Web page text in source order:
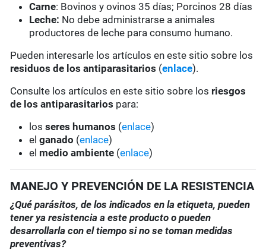
Carne: Bovinos y ovinos 35 días; Porcinos 28 días
Leche: No debe administrarse a animales
productores de leche para consumo humano.
Pueden interesarle los artículos en este sitio sobre los
residuos de los antiparasitarios (enlace).
Consulte los artículos en este sitio sobre los riesgos
de los antiparasitarios para:
losseres humanos (enlace)
elganado (enlace)
el medio ambiente (enlace)
MANEJO Y PREVENCIÓN DE LA RESISTENCIA
¿Qué parásitos, de los indicados en la etiqueta, pueden
tener ya resistencia a este producto o pueden
desarrollarla con el tiempo si no se toman medidas
preventivas?